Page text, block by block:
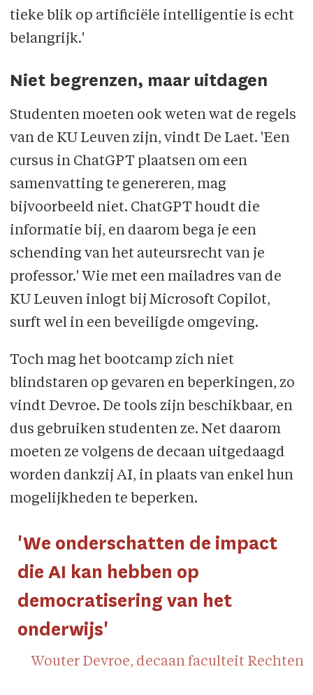
tieke blik op artificiële intelligentie is echt
belangrijk.'
Niet begrenzen, maar uitdagen
Studenten moeten ook weten wat de regels
van de KU Leuven zijn, vindt De Laet. 'Een
cursus in ChatGPT plaatsen om een
samenvatting te genereren, mag
bijvoorbeeld niet. ChatGPT houdt die
informatie bij, en daarom bega je een
schending van het auteursrecht van je
professor.' Wie met een mailadres van de
KU Leuven inlogt bij Microsoft Copilot,
surft wel in een beveiligde omgeving.
Toch mag het bootcamp zich niet
blindstaren op gevaren en beperkingen, zo
vindt Devroe. De tools zijn beschikbaar, en
dus gebruiken studenten ze. Net daarom
moeten ze volgens de decaan uitgedaagd
worden dankzij AI, in plaats van enkel hun
mogelijk­heden te beperken.
'We onderschatten de impact
die AI kan hebben op
democratisering van het
onderwijs'
Wouter Devroe, decaan faculteit Rechten